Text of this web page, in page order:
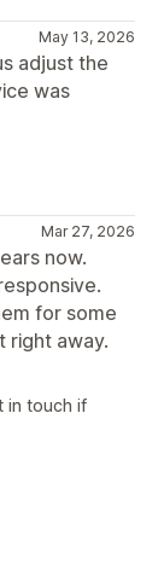
May 13, 2026
adjust the
was
Mar 27, 2026
now.
for some
right away.
in touch if